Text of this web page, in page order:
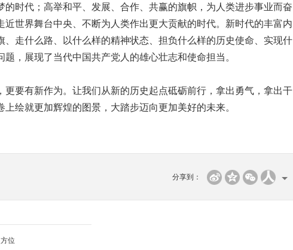
的时代；高举和平、发展、合作、共赢的旗帜，为人类进步事业而奋
近世界舞台中央、不断为人类作出更大贡献的时代。新时代的丰富内
、走什么路、以什么样的精神状态、担负什么样的历史使命、实现什
，展现了当代中国共产党人的雄心壮志和使命担当。
要有新作为。让我们从新的历史起点砥砺前行，拿出勇气，拿出干
绘就更加辉煌的图景，大踏步迈向更加美好的未来。
分享到：
位